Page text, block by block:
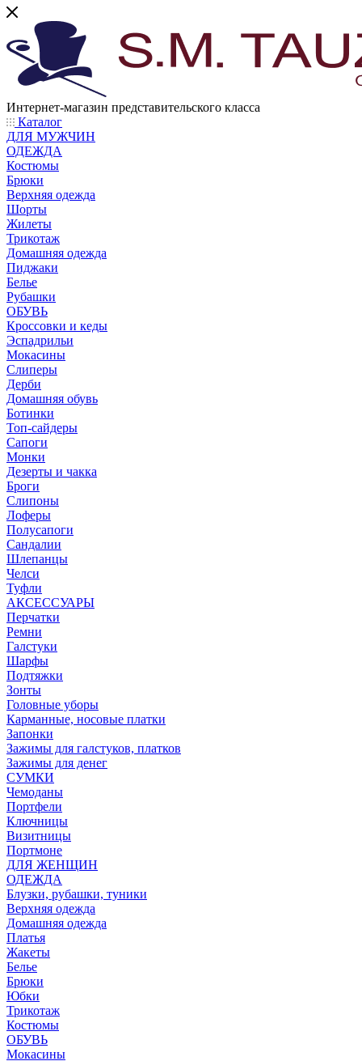
Интернет-магазин представительского класса
Каталог
ДЛЯ МУЖЧИН
ОДЕЖДА
Костюмы
Брюки
Верхняя одежда
Шорты
Жилеты
Трикотаж
Домашняя одежда
Пиджаки
Белье
Рубашки
ОБУВЬ
Кроссовки и кеды
Эспадрильи
Мокасины
Слиперы
Дерби
Домашняя обувь
Ботинки
Топ-сайдеры
Сапоги
Монки
Дезерты и чакка
Броги
Слипоны
Лоферы
Полусапоги
Сандалии
Шлепанцы
Челси
Туфли
АКСЕССУАРЫ
Перчатки
Ремни
Галстуки
Шарфы
Подтяжки
Зонты
Головные уборы
Карманные, носовые платки
Запонки
Зажимы для галстуков, платков
Зажимы для денег
СУМКИ
Чемоданы
Портфели
Ключницы
Визитницы
Портмоне
ДЛЯ ЖЕНЩИН
ОДЕЖДА
Блузки, рубашки, туники
Верхняя одежда
Домашняя одежда
Платья
Жакеты
Белье
Брюки
Юбки
Трикотаж
Костюмы
ОБУВЬ
Мокасины